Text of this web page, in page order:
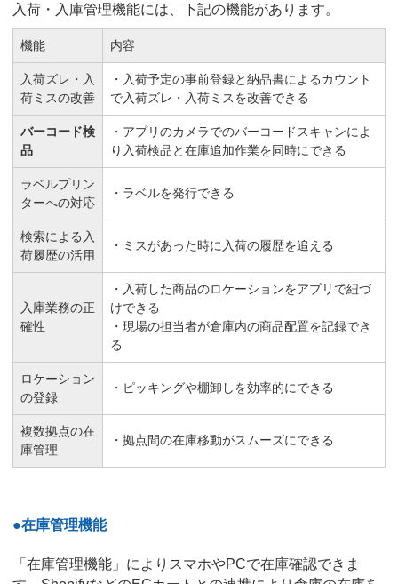
入荷・入庫管理機能には、下記の機能があります。
機能 内容
入荷ズレ・入
荷ミスの改善
・入荷予定の事前登録と納品書によるカウント
で入荷ズレ・入荷ミスを改善できる
バーコード検
品
・アプリのカメラでのバーコードスキャンによ
り入荷検品と在庫追加作業を同時にできる
ラベルプリン
ターへの対応
・ラベルを発行できる
検索による入
荷履歴の活用
・ミスがあった時に入荷の履歴を追える
入庫業務の正
確性
・入荷した商品のロケーションをアプリで紐づ
けできる
・現場の担当者が倉庫内の商品配置を記録でき
る
ロケーション
の登録
・ピッキングや棚卸しを効率的にできる
複数拠点の在
庫管理
・拠点間の在庫移動がスムーズにできる
●在庫管理機能
「在庫管理機能」によりスマホやPCで在庫確認できま